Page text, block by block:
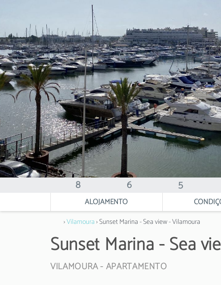
8 6 5
ALOJAMENTO
›Vilamoura› Sunset Marina - Sea view - Vilamoura
Sunset Marina - Sea
VILAMOURA - APARTAMENTO